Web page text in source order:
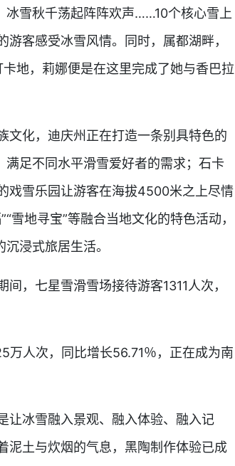
冰雪秋千荡起阵阵欢声……10个核心雪上
客感受冰雪风情。同时，属都湖畔，
地，莉娜便是在这里完成了她与香巴拉
文化，迪庆州正在打造一条别具特色的
足不同水平滑雪爱好者的需求；石卡
戏雪乐园让游客在海拔4500米之上尽情
雪地寻宝”等融合当地文化的特色活动，
浸式旅居生活。
，七星雪滑雪场接待游客1311人次，
人次，同比增长56.71％，正在成为南
让冰雪融入景观、融入体验、融入记
泥土与炊烟的气息，黑陶制作体验已成